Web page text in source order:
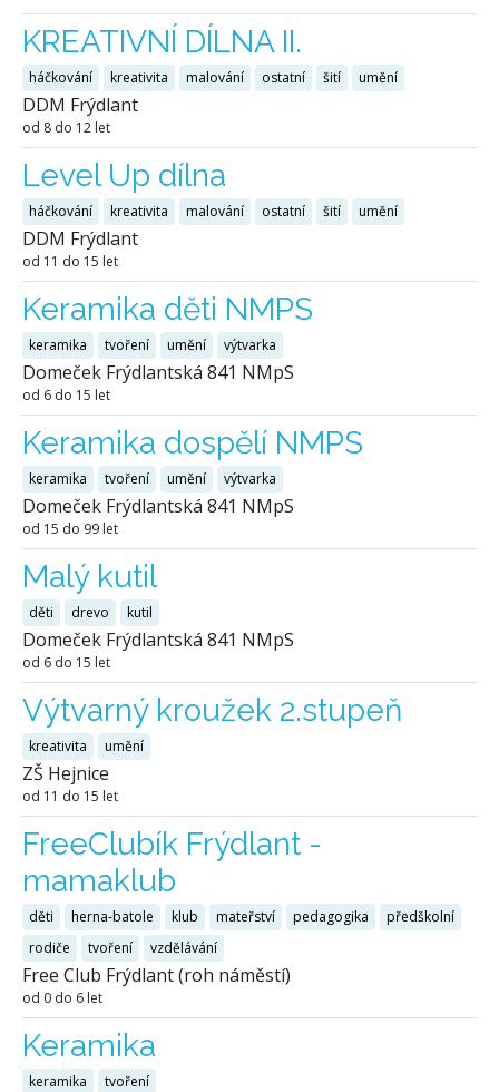
KREATIVNÍ DÍLNA II.
háčkování kreativita malování ostatní šití umění
DDM Frýdlant
od 8 do 12 let
Level Up dílna
háčkování kreativita malování ostatní šití umění
DDM Frýdlant
od 11 do 15 let
Keramika děti NMPS
keramika tvoření umění výtvarka
Domeček Frýdlantská 841 NMpS
od 6 do 15 let
Keramika dospělí NMPS
keramika tvoření umění výtvarka
Domeček Frýdlantská 841 NMpS
od 15 do 99 let
Malý kutil
děti drevo kutil
Domeček Frýdlantská 841 NMpS
od 6 do 15 let
Výtvarný kroužek 2.stupeň
kreativita umění
ZŠ Hejnice
od 11 do 15 let
FreeClubík Frýdlant -
mamaklub
děti herna-batole klub mateřství pedagogika
předškolní
rodiče
tvoření vzdělávání
Free Club Frýdlant (roh náměstí)
od 0 do 6 let
Keramika
keramika tvoření